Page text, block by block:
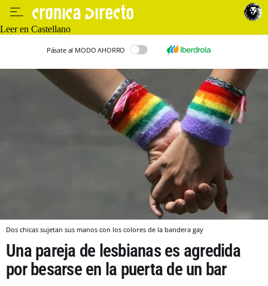
Leer en Castellano
Pásate al MODO AHORRO
Dos chicas sujetan sus manos con los colores de la bandera gay
Una pareja de lesbianas es agredida
por besarse en la puerta de un bar